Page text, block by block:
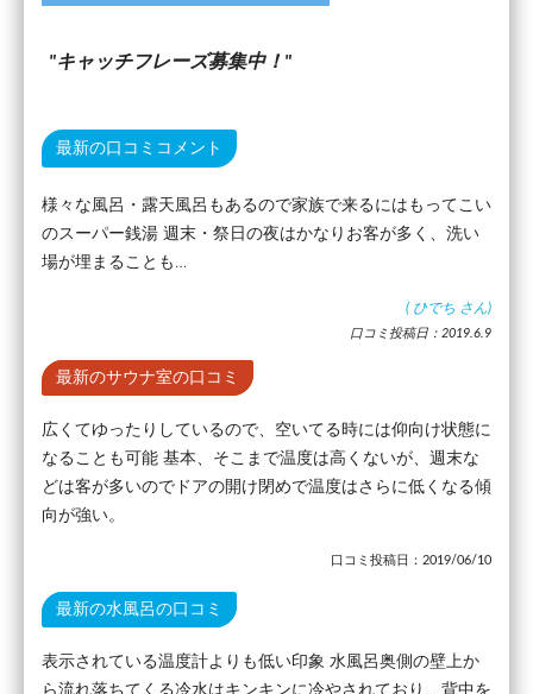
キャッチフレーズ募集中！
最新の口コミコメント
様々な風呂・露天風呂もあるので家族で来るにはもってこい
のスーパー銭湯 週末・祭日の夜はかなりお客が多く、洗い
場が埋まることも…
( ひでち さん)
口コミ投稿日：2019.6.9
最新のサウナ室の口コミ
広くてゆったりしているので、空いてる時には仰向け状態に
なることも可能 基本、そこまで温度は高くないが、週末な
どは客が多いのでドアの開け閉めで温度はさらに低くなる傾
向が強い。
口コミ投稿日：2019/06/10
最新の水風呂の口コミ
表示されている温度計よりも低い印象 水風呂奥側の壁上か
ら流れ落ちてくる冷水はキンキンに冷やされており、背中を